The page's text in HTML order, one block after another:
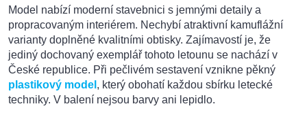
Model nabízí moderní stavebnici s jemnými detaily a
propracovaným interiérem. Nechybí atraktivní kamuflážní
varianty doplněné kvalitními obtisky. Zajímavostí je, že
jediný dochovaný exemplář tohoto letounu se nachází v
České republice. Při pečlivém sestavení vznikne pěkný
plastikový model , který obohatí každou sbírku letecké
techniky. V balení nejsou barvy ani lepidlo.